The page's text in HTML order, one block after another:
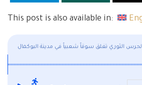
This post is also available in:
الثوري تغلق سوقاً شعبياً في مدينة البوكمال